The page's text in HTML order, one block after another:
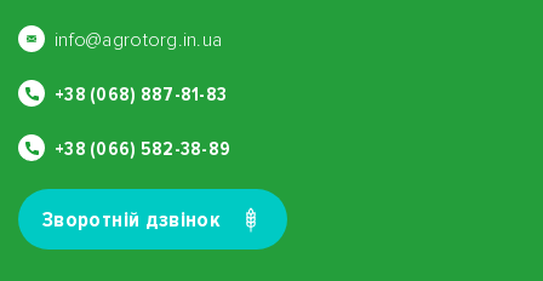
info@agrotorg.in.ua
+38 (068) 887-81-83
+38 (066) 582-38-89
Зворотнiй дзвiнок